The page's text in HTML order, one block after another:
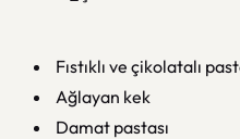
Fıstıklı ve çikolatalı
Ağlayan kek
Damat pastası